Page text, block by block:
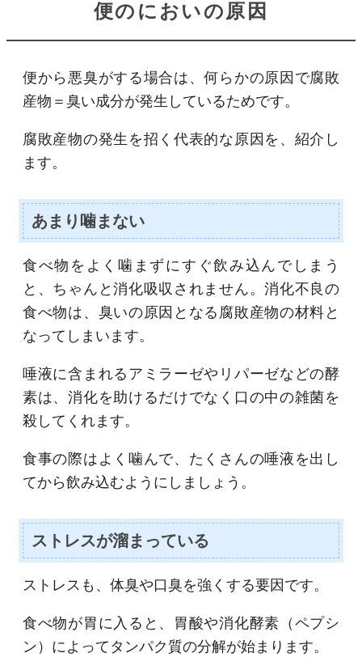
便のにおいの原因
便から悪臭がする場合は、何らかの原因で腐敗
産物＝臭い成分が発生しているためです。
腐敗産物の発生を招く代表的な原因を、紹介し
ます。
あまり噛まない
食べ物をよく噛まずにすぐ飲み込んでしまう
と、ちゃんと消化吸収されません。消化不良の
食べ物は、臭いの原因となる腐敗産物の材料と
なってしまいます。
唾液に含まれるアミラーゼやリパーゼなどの酵
素は、消化を助けるだけでなく口の中の雑菌を
殺してくれます。
食事の際はよく噛んで、たくさんの唾液を出し
てから飲み込むようにしましょう。
ストレスが溜まっている
ストレスも、体臭や口臭を強くする要因です。
食べ物が胃に入ると、胃酸や消化酵素（ペプシ
ン）によってタンパク質の分解が始まります。